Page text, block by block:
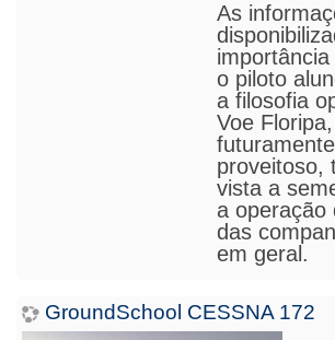
As
o piloto
a filosofia
Voe
futuram
proveitoso,
vista a
a operação
das
em geral.
GroundSchool CESSNA 172